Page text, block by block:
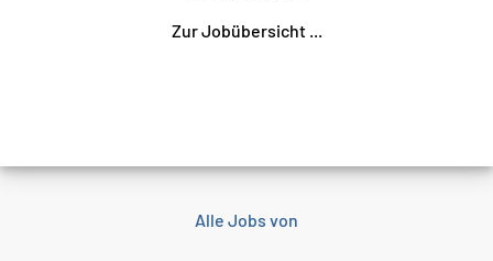
Zur Jobübersicht ...
Alle Jobs von